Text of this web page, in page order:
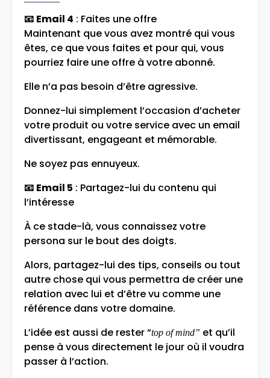
📧 Email 4 : Faites une offre
Maintenant que vous avez montré qui vous
êtes, ce que vous faites et pour qui, vous
pourriez faire une offre à votre abonné.
Elle n’a pas besoin d’être agressive.
Donnez-lui simplement l’occasion d’acheter
votre produit ou votre service avec un email
divertissant, engageant et mémorable.
Ne soyez pas ennuyeux.
📧 Email 5 : Partagez-lui du contenu qui
l’intéresse
À ce stade-là, vous connaissez votre
persona sur le bout des doigts.
Alors, partagez-lui des tips, conseils ou tout
autre chose qui vous permettra de créer une
relation avec lui et d’être vu comme une
référence dans votre domaine.
L’idée est aussi de rester “top of mind” et qu’il
pense à vous directement le jour où il voudra
passer à l’action.